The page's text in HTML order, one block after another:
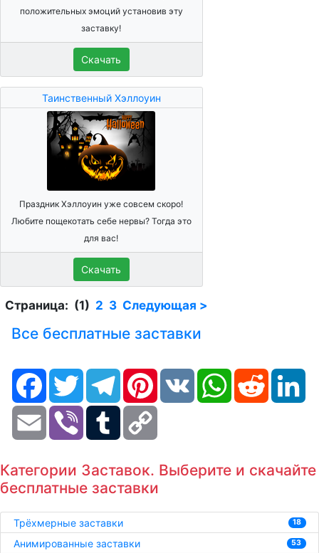
положительных эмоций установив эту
заставку!
Скачать
Таинственный Хэллоуин
Праздник Хэллоуин уже совсем скоро!
Любите пощекотать себе нервы? Тогда это
для вас!
Скачать
Страница: (1) 2 3 Следующая >
Все бесплатные заставки
FacebookTwitter TelegramPinterestVK WhatsAppReddit
Email Viber Tumblr
Категории Заставок. Выберите и скачайте
бесплатные заставки
Трёхмерные заставки 18
Анимированные заставки 53